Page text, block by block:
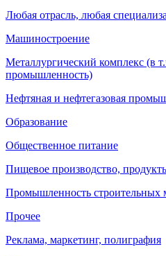
Любая отрасль, любая
Машиностроение
Металлургический комплекс (в
промышленность)
Нефтяная и нефтегазовая
Образование
Общественное питание
Пищевое производство,
Промышленность строительных
Прочее
Реклама, маркетинг, полиграфия